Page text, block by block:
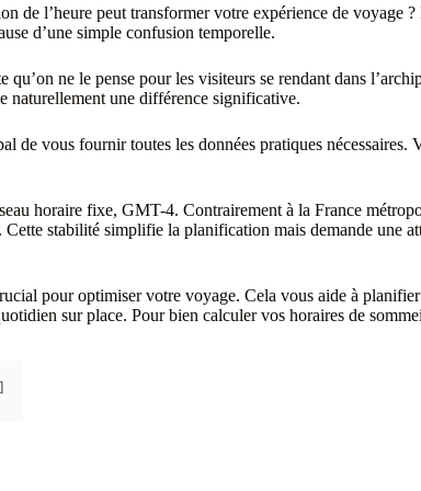
de l’heure peut transformer votre expérience de voyage
d’une simple confusion temporelle.
qu’on ne le pense pour les visiteurs se rendant dans
naturellement une différence significative.
de vous fournir toutes les données pratiques nécessaires.
horaire fixe, GMT-4. Contrairement à la France
Cette stabilité simplifie la planification mais demande une
pour optimiser votre voyage. Cela vous aide à
sur place. Pour bien calculer vos horaires de